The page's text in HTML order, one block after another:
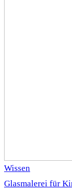
Wissen
Glasmalerei für